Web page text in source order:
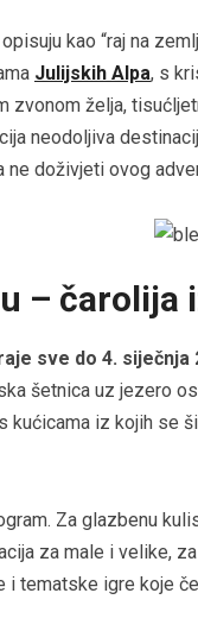
opisuju kao “raj na
Julijskih Alpa, s
zvonom želja,
neodoljiva
doživjeti ovog
– čarolija
sve do 4. siječnja
šetnica uz jezero
iz kojih se
Za glazbenu
za male i velike,
i tematske igre koje